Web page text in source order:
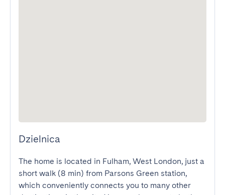
Dzielnica
The home is located in Fulham, West London, just a
short walk (8 min) from Parsons Green station,
which conveniently connects you to many other